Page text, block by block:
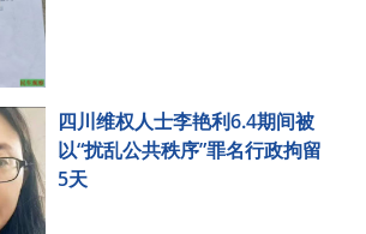
四川维权人士李艳利6.4期间被
以“扰乱公共秩序”罪名行政拘留
5天